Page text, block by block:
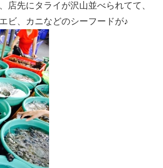
店先にタライが沢山並べられてて、
ビ、カニなどのシーフードが♪